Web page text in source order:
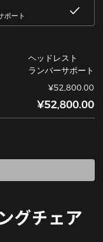
ポート
ヘッドレスト
ランバーサポート
¥52,800.00
¥52,800.00
グチェア